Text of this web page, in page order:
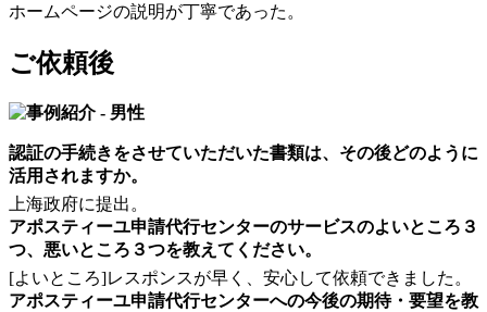
ホームページの説明が丁寧であった。
ご依頼後
認証の手続きをさせていただいた書類は、その後どのように
活用されますか。
上海政府に提出。
アポスティーユ申請代行センターのサービスのよいところ３
つ、悪いところ３つを教えてください。
[よいところ]レスポンスが早く、安心して依頼できました。
アポスティーユ申請代行センターへの今後の期待・要望を教